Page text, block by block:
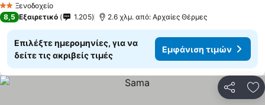
2 ΑστέριαΞενοδοχείο
8,5 Εξαιρετικό 1.205 2.6 χλμ. από: Αρχαίες Θέρμες
Επιλέξτε ημερομηνίες, για να
δείτε τις ακριβείς τιμές
Εμφάνιση τιμών